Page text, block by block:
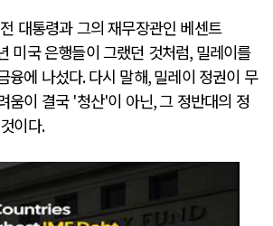
대통령과 그의 재무장관인 베센트
미국 은행들이 그랬던 것처럼, 밀레이를
융에 나섰다.다시 말해,밀레이 정권이 무
움이 결국 '청산'이 아닌,그 정반대의 정
이다.